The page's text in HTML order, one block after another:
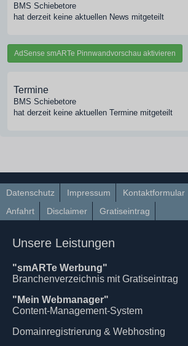
BMS Schiebetore
hat derzeit keine aktuellen News mitgeteilt
AdSense smARTe Pinnwandvorschau aktivieren
Termine
BMS Schiebetore
hat derzeit keine aktuellen Termine mitgeteilt
Datenschutz Impressum Kontaktformular
Anfahrt
Disclaimer Gratiseintrag
Unsere Leistungen
"smARTe Werbung"
Branchenverzeichnis mit Gratiseintrag
"Mein Webmanager"
Content-Management-System
Domainregistrierung & Webhosting